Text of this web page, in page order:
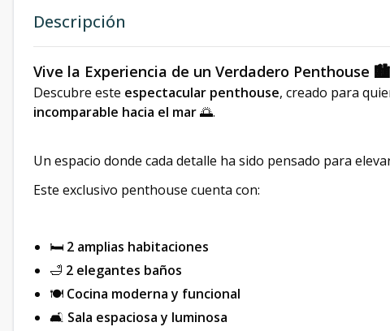
Descripción
Vive la Experiencia de un Verdadero Penthouse
Descubre este espectacular penthouse, creado para
incomparable hacia el mar🌅.
Un espacio donde cada detalle ha sido pensado para
Este exclusivo penthouse cuenta con:
🛏️ 2 amplias habitaciones
🛁 2 elegantes baños
🍽️ Cocina moderna y funcional
🛋️ Sala espaciosa y luminosa